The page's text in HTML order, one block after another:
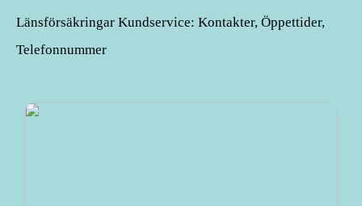
Länsförsäkringar Kundservice: Kontakter, Öppettider,
Telefonnummer